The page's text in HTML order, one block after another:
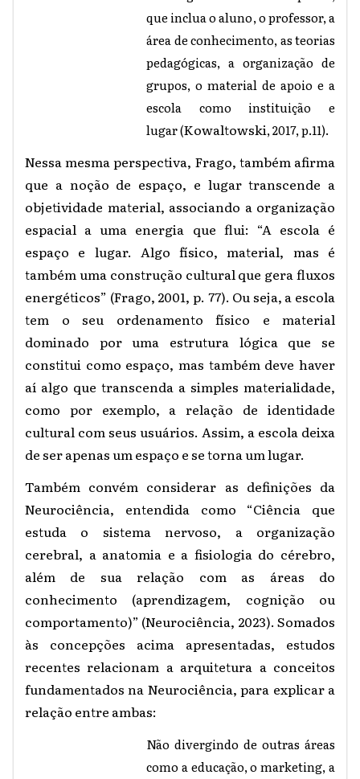
que inclua o aluno, o professor, a
área de conhecimento, as teorias
pedagógicas, a organização de
grupos, o material de apoio e a
escola como instituição e
lugar (Kowaltowski, 2017, p.11).
Nessa mesma perspectiva, Frago, também afirma
que a noção de espaço, e lugar transcende a
objetividade material, associando a organização
espacial a uma energia que flui: “A escola é
espaço e lugar. Algo físico, material, mas é
também uma construção cultural que gera fluxos
energéticos” (Frago, 2001, p. 77). Ou seja, a escola
tem o seu ordenamento físico e material
dominado por uma estrutura lógica que se
constitui como espaço, mas também deve haver
aí algo que transcenda a simples materialidade,
como por exemplo, a relação de identidade
cultural com seus usuários. Assim, a escola deixa
de ser apenas um espaço e se torna um lugar.
Também convém considerar as definições da
Neurociência, entendida como “Ciência que
estuda o sistema nervoso, a organização
cerebral, a anatomia e a fisiologia do cérebro,
além de sua relação com as áreas do
conhecimento (aprendizagem, cognição ou
comportamento)” (Neurociência, 2023). Somados
às concepções acima apresentadas, estudos
recentes relacionam a arquitetura a conceitos
fundamentados na Neurociência, para explicar a
relação entre ambas:
Não divergindo de outras áreas
como a educação, o marketing, a